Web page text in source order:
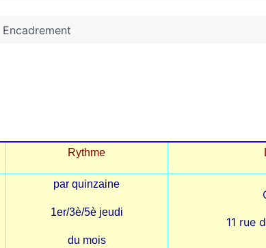
Encadrement
Rythme
par quinzaine
1er/3è/5è jeudi
du mois
11 rue